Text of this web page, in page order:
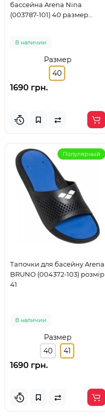
бассейна Arena Nina
(003787-101) 40 размер
В наличии
Размер
40
1690 грн.
Популярный
Тапочки для басейну Arena
BRUNO (004372-103) розмір
41
В наличии
Размер
40
41
1690 грн.